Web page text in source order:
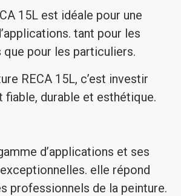
15L est idéale pour une
tant pour les
pour les particuliers.
RECA 15L, c’est investir
fiable, durable et esthétique.
d’applications et ses
elle répond
professionnels de la peinture.